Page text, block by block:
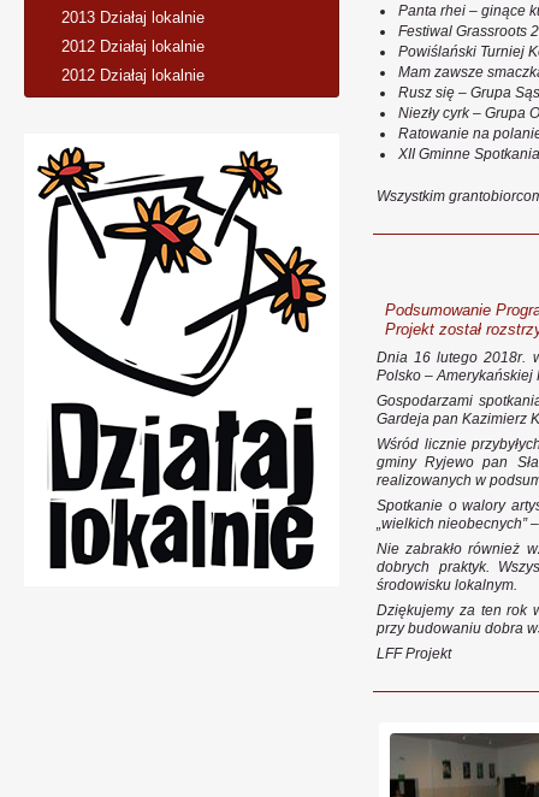
2013 Działaj lokalnie
2012 Działaj lokalnie
2012 Działaj lokalnie
Panta rhei – ginące
Festiwal Grassroots
Powiślański Turniej
Mam zawsze
Rusz się – Grupa
Niezły cyrk– Grupa
Ratowanie na
XII Gminne
Wszystkim
Podsumowanie
Projekt został
Dnia 16 lutego 2018r.
Polsko –
Gospodarzami
Gardeja pan Kazimierz
Wśród licznie
gminy Ryjewo pan
realizowanych w
Spotkanie o walory
„wielkich nieobecnych”
Nie zabrakło również
dobrych praktyk.
środowisku lokalnym.
Dziękujemy za ten rok
przy budowaniu dobra
LFF Projekt